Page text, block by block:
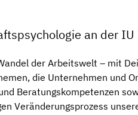
an der
der Arbeitswelt – mit
die Unternehmen und
Beratungskompetenzen
Veränderungsprozess